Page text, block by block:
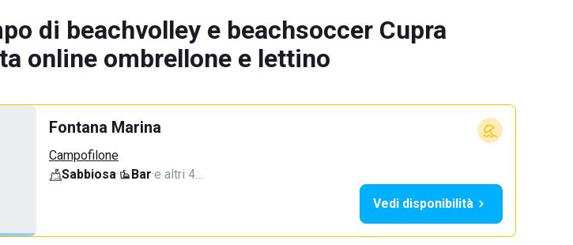
di beachvolley e beachsoccer Cupra
online ombrellone e lettino
Fontana Marina
Campofilone
Sabbiosa· Bar·e altri 4…
Vedi disponibilità